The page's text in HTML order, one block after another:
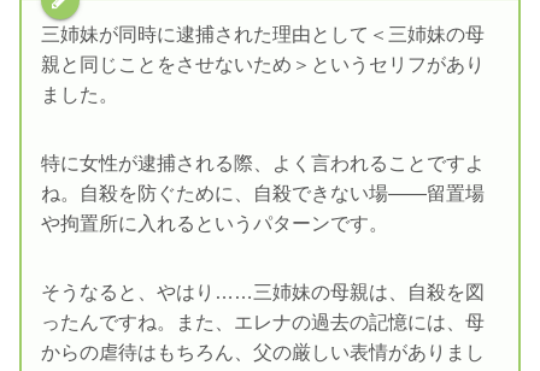
三姉妹が同時に逮捕された理由として＜三姉妹の母
親と同じことをさせないため＞というセリフがあり
ました。
特に女性が逮捕される際、よく言われることですよ
ね。自殺を防ぐために、自殺できない場――留置場
や拘置所に入れるというパターンです。
そうなると、やはり……三姉妹の母親は、自殺を図
ったんですね。また、エレナの過去の記憶には、母
からの虐待はもちろん、父の厳しい表情がありまし